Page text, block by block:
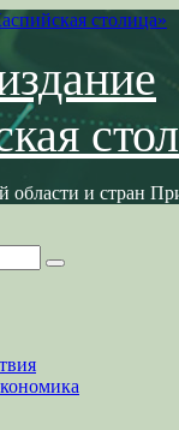
области и стран